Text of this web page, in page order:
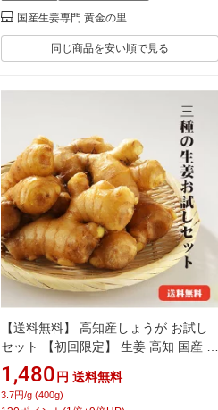
国産生姜専門 黄金の里
同じ商品を安い順で見る
【送料無料】 高知産しょうが お試し
セット 【初回限定】 生姜 高知 国産 黄
金しょうが 大しょうが 三州しょうが
お試し
1,480 円 送料無料
3.7円/g (400g)